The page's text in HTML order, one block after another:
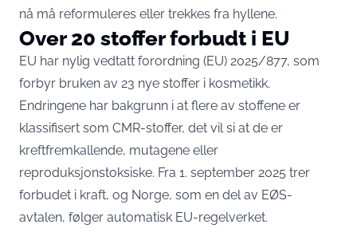
nå må reformuleres eller trekkes fra hyllene.
Over 20 stoffer forbudt i EU
EU har nylig vedtatt forordning (EU) 2025/877, som
forbyr bruken av 23 nye stoffer i kosmetikk.
Endringene har bakgrunn i at flere av stoffene er
klassifisert som CMR-stoffer, det vil si at de er
kreftfremkallende, mutagene eller
reproduksjonstoksiske. Fra 1. september 2025 trer
forbudet i kraft, og Norge, som en del av EØS-
avtalen, følger automatisk EU-regelverket.